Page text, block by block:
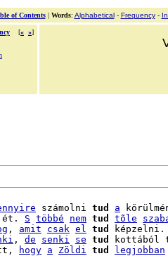
of Contents| Words: Alphabetical- Frequency-
[« »]
számolni tud a
S többé nem tud tõle
, amit csak el tud képzelni.
, de senki se tud kottából
hogy a Zöldi tud legjobban